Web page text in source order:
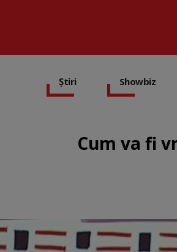
Știri Showbiz
Cum va fi